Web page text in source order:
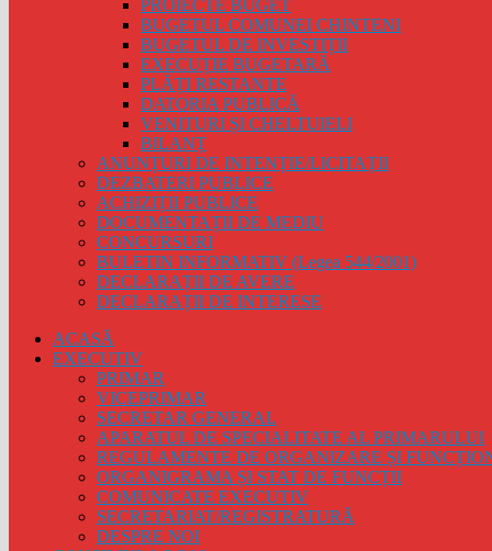
PROIECTE BUGET
BUGETUL COMUNEI CHINTENI
BUGETUL DE INVESTIȚII
EXECUȚIE BUGETARĂ
PLĂȚI RESTANTE
DATORIA PUBLICĂ
VENITURI ȘI CHELTUIELI
BILANȚ
ANUNȚURI DE INTENȚIE/LICITAȚII
DEZBATERI PUBLICE
ACHIZIȚII PUBLICE
DOCUMENTAȚII DE MEDIU
CONCURSURI
BULETIN INFORMATIV (Legea 544/2001)
DECLARAȚII DE AVERE
DECLARAȚII DE INTERESE
ACASĂ
EXECUTIV
PRIMAR
VICEPRIMAR
SECRETAR GENERAL
APARATUL DE SPECIALITATE AL PRIMARULUI
REGULAMENTE DE ORGANIZARE ȘI
ORGANIGRAMA ȘI STAT DE FUNCȚII
COMUNICATE EXECUTIV
SECRETARIAT/REGISTRATURĂ
DESPRE NOI